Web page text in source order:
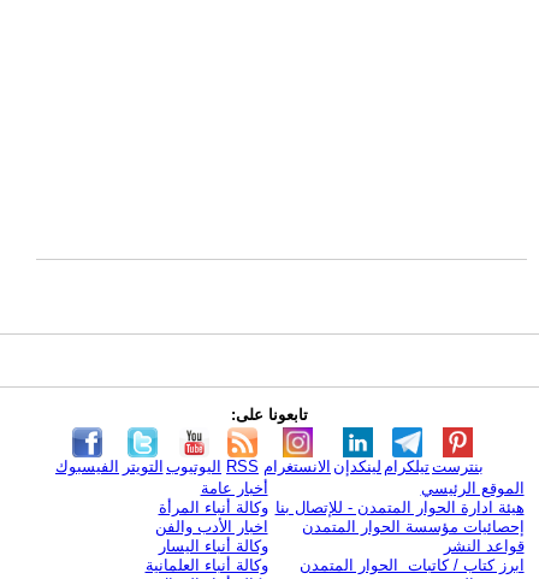
تابعونا على:
الفيسبوك التويتر اليوتيوب RSS الانستغرام لينكدإن تيلكرامبنترست
الموقع الرئيسي
هيئة ادارة الحوار المتمدن - للإتصال بنا
إحصائيات مؤسسة الحوار المتمدن
قواعد النشر
ابرز كتاب / كاتبات الحوار المتمدن
أخبار عامة
وكالة أنباء المرأة
اخبار الأدب والفن
وكالة أنباء اليسار
وكالة أنباء العلمانية